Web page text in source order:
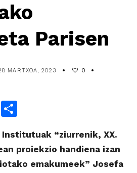
Parisen
MARTXOA, 2023 0
Email
“ziurrenik, XX.
proiekzio handiena izan
emakumeek” Josefa